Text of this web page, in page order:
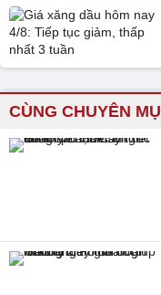
CÙNG CHUYÊN